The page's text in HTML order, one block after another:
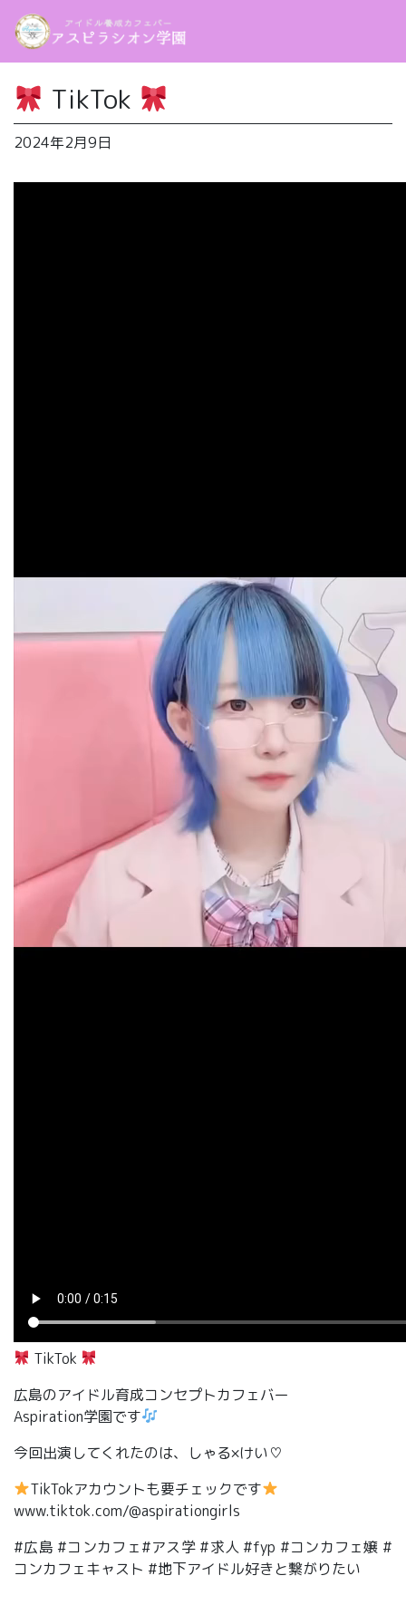
TikTok
2024年2月9日
TikTok
広島のアイドル育成コンセプトカフェバー
Aspiration学園です
今回出演してくれたのは、しゃる×けい♡
TikTokアカウントも要チェックです
www.tiktok.com/@aspirationgirls
#広島 #コンカフェ#アス学 #求人 #fyp #コンカフェ嬢 #
コンカフェキャスト #地下アイドル好きと繋がりたい